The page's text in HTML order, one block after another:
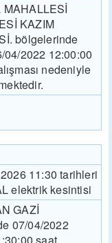
MAHALLESİ
KAZIM
bölgelerinde
2022 12:00:00
nedeniyle
11:30 tarihleri
elektrik kesintisi
GAZİ
07/04/2022